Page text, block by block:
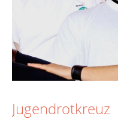
Jugendrotkreuz